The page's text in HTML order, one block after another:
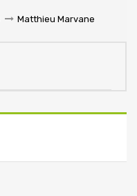
> Matthieu Marvane